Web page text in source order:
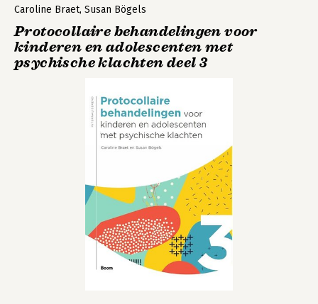
Caroline Braet, Susan Bögels
Protocollaire behandelingen voor
kinderen en adolescenten met
psychische klachten deel 3